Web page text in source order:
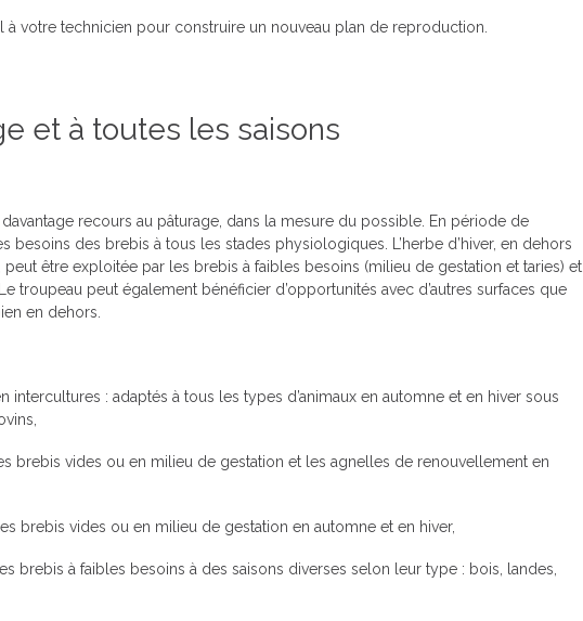
à votre technicien pour construire un nouveau plan de reproduction.
et à toutes les saisons
recours au pâturage, dans la mesure du possible. En période de
besoins des brebis à tous les stades physiologiques. L’herbe d’hiver, en dehors
être exploitée par les brebis à faibles besoins (milieu de gestation et taries) et
troupeau peut également bénéficier d’opportunités avec d’autres surfaces que
en dehors.
intercultures : adaptés à tous les types d’animaux en automne et en hiver sous
brebis vides ou en milieu de gestation et les agnelles de renouvellement en
brebis vides ou en milieu de gestation en automne et en hiver,
brebis à faibles besoins à des saisons diverses selon leur type : bois, landes,